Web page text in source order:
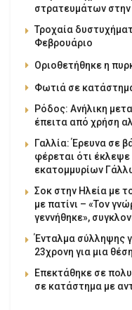
στρατευμάτων
Τροχαία
Φεβρουάριο
Οριοθετήθηκε η
Φωτιά σε
Ρόδος: Ανήλικη
έπειτα από χρήση
Γαλλία: Έρευνα σε
φέρεται ότι
εκατομμυρίων
Σοκ στην Ηλεία με
με πατίνι – «Τον
γεννήθηκε»,
Ένταλμα σύλληψης
23χρονη για μια
Επεκτάθηκε σε
σε κατάστημα με